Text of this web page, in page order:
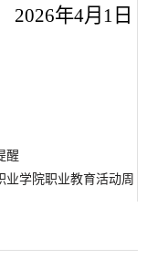
2026年4月 1 日
醒
业学院职业教育活动周